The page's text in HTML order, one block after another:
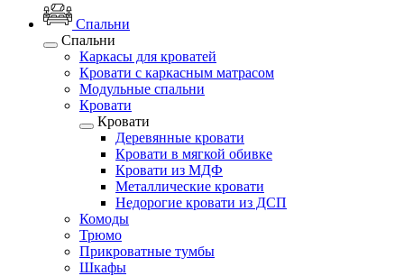
Спальни
Спальни
Каркасы для кроватей
Кровати с каркасным матрасом
Модульные спальни
Кровати
Кровати
Деревянные кровати
Кровати в мягкой обивке
Кровати из МДФ
Металлические кровати
Недорогие кровати из ДСП
Комоды
Трюмо
Прикроватные тумбы
Шкафы